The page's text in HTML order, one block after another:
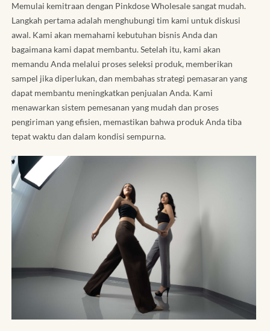
Memulai kemitraan dengan Pinkdose Wholesale sangat mudah.
Langkah pertama adalah menghubungi tim kami untuk diskusi
awal. Kami akan memahami kebutuhan bisnis Anda dan
bagaimana kami dapat membantu. Setelah itu, kami akan
memandu Anda melalui proses seleksi produk, memberikan
sampel jika diperlukan, dan membahas strategi pemasaran yang
dapat membantu meningkatkan penjualan Anda. Kami
menawarkan sistem pemesanan yang mudah dan proses
pengiriman yang efisien, memastikan bahwa produk Anda tiba
tepat waktu dan dalam kondisi sempurna.